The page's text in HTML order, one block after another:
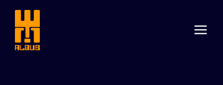
content